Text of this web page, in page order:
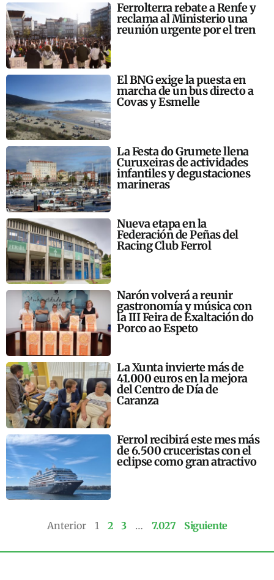
Ferrolterra rebate a Renfe y
reclama al Ministerio una
reunión urgente por el tren
El BNG exige la puesta en
marcha de un bus directo a
Covas y Esmelle
La Festa do Grumete llena
Curuxeiras de actividades
infantiles y degustaciones
marineras
Nueva etapa en la
Federación de Peñas del
Racing Club Ferrol
Narón volverá a reunir
gastronomía y música con
la III Feira de Exaltación do
Porco ao Espeto
La Xunta invierte más de
41.000 euros en la mejora
del Centro de Día de
Caranza
Ferrol recibirá este mes más
de 6.500 cruceristas con el
eclipse como gran atractivo
Anterior 1 2 3 … 7.027 Siguiente